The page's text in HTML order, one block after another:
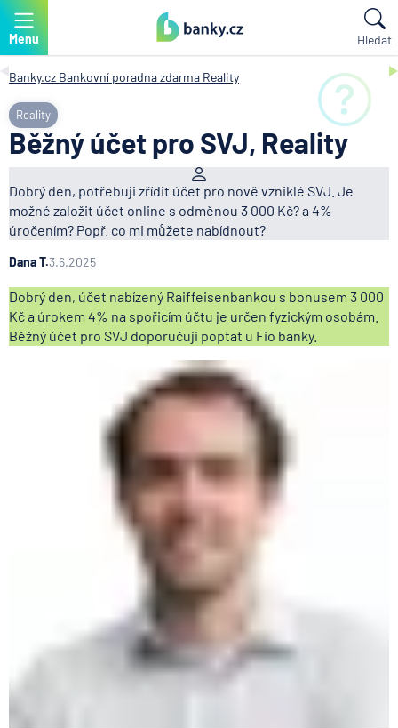
Menu Hledat
Banky.cz Bankovní poradna zdarma Reality
Reality
Běžný účet pro SVJ, Reality
Dobrý den, potřebuji zřídit účet pro nově vzniklé SVJ. Je
možné založit účet online s odměnou 3 000 Kč? a 4%
úročením? Popř. co mi můžete nabídnout?
Dana T.3.6.2025
Dobrý den, účet nabízený Raiffeisenbankou s bonusem 3 000
Kč a úrokem 4% na spořicím účtu je určen fyzickým osobám.
Běžný účet pro SVJ doporučuji poptat u Fio banky.